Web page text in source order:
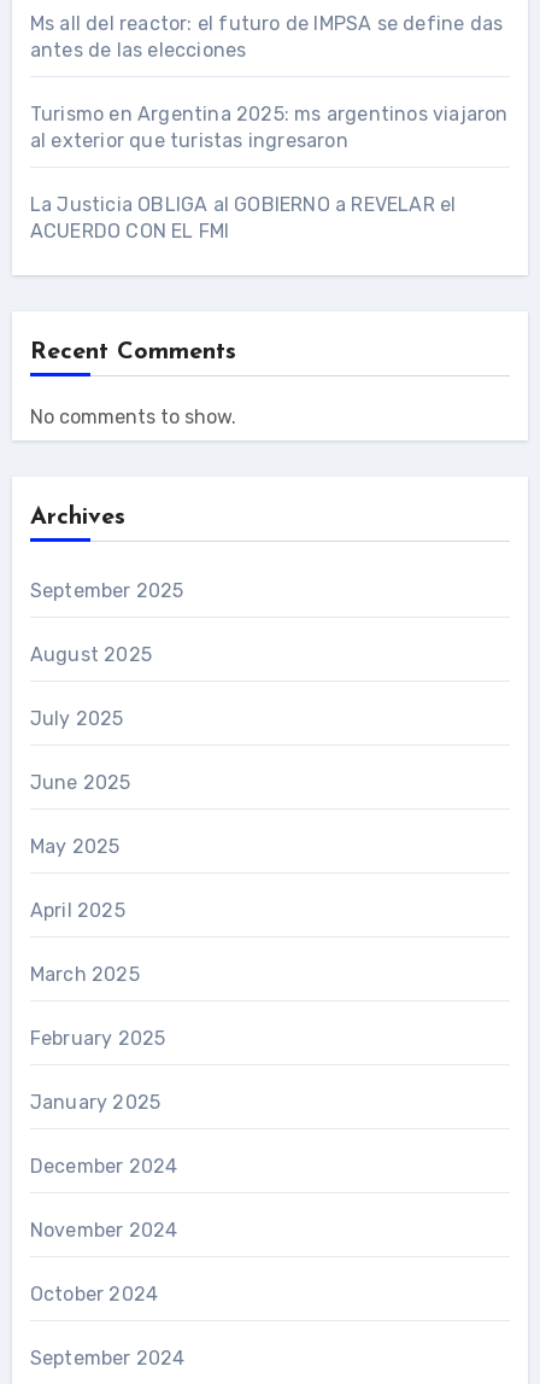
Ms all del reactor: el futuro de IMPSA se define das
antes de las elecciones
Turismo en Argentina 2025: ms argentinos viajaron
al exterior que turistas ingresaron
La Justicia OBLIGA al GOBIERNO a REVELAR el
ACUERDO CON EL FMI
Recent Comments
No comments to show.
Archives
September 2025
August 2025
July 2025
June 2025
May 2025
April 2025
March 2025
February 2025
January 2025
December 2024
November 2024
October 2024
September 2024